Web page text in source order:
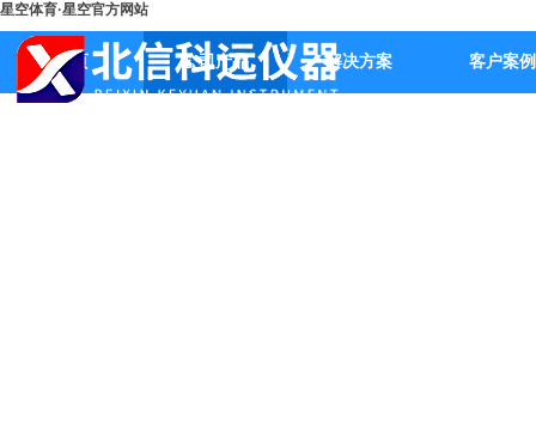
星空体育·星空官方网站
首页 公司产品 解决方案 客户案例